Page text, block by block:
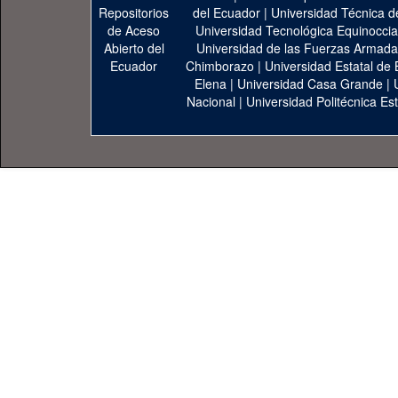
del Ecuador| Universidad Técnica
Universidad Tecnológica
Universidad de las Fuerzas
Chimborazo | Universidad Estatal de
Elena | Universidad Casa Grande |
Nacional | Universidad Politécnica